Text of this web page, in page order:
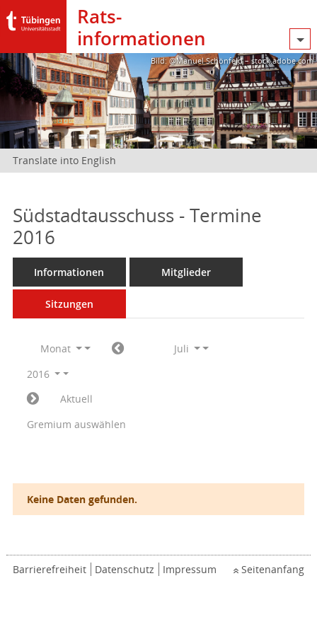
Rats­
informationen
Bild: @Manuel Schönfeld – stock.adobe.com
Translate into English
Südstadtausschuss - Termine
2016
Informationen Mitglieder
Sitzungen
Monat
Juli
2016
Aktuell
Gremium auswählen
Keine Daten gefunden.
Barrierefreiheit Datenschutz Impressum Seitenanfang